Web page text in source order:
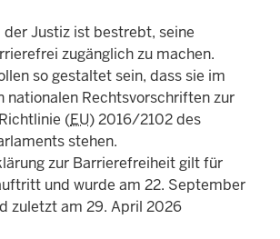
Justiz ist bestrebt, seine
zugänglich zu machen.
so gestaltet sein, dass sie im
nationalen Rechtsvorschriften zur
(EU) 2016/2102 des
stehen.
zur Barrierefreiheit gilt für
und wurde am 22. September
zuletzt am 29. April 2026